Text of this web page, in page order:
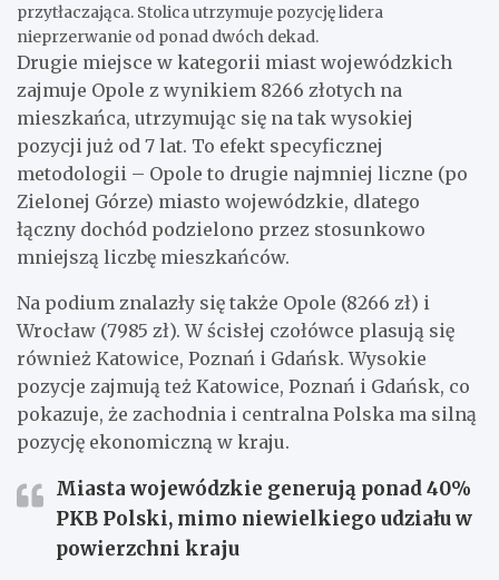
przytłaczająca. Stolica utrzymuje pozycję lidera
nieprzerwanie od ponad dwóch dekad.
Drugie miejsce w kategorii miast wojewódzkich
zajmuje Opole z wynikiem 8266 złotych na
mieszkańca, utrzymując się na tak wysokiej
pozycji już od 7 lat. To efekt specyficznej
metodologii – Opole to drugie najmniej liczne (po
Zielonej Górze) miasto wojewódzkie, dlatego
łączny dochód podzielono przez stosunkowo
mniejszą liczbę mieszkańców.
Na podium znalazły się także Opole (8266 zł) i
Wrocław (7985 zł). W ścisłej czołówce plasują się
również Katowice, Poznań i Gdańsk. Wysokie
pozycje zajmują też Katowice, Poznań i Gdańsk, co
pokazuje, że zachodnia i centralna Polska ma silną
pozycję ekonomiczną w kraju.
Miasta wojewódzkie generują ponad 40%
PKB Polski, mimo niewielkiego udziału w
powierzchni kraju